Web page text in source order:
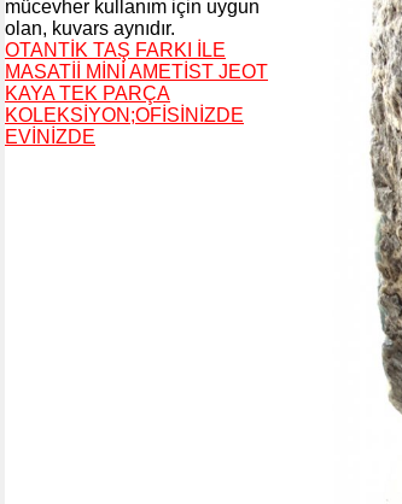
mücevher kullanım için uygun
olan, kuvars aynıdır.
OTANTİK TAŞ FARKI İLE
MASATİİ MİNİ AMETİST JEOT
KAYA TEK PARÇA
KOLEKSİYON;OFİSİNİZDE
EVİNİZDE